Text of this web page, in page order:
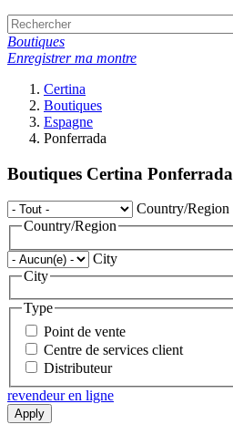
Boutiques
Enregistrer ma montre
Certina
Boutiques
Espagne
Ponferrada
Boutiques Certina Ponferrada
Country/Region
Country/Region
City
City
Type
Point de vente
Centre de services client
Distributeur
revendeur en ligne
Apply